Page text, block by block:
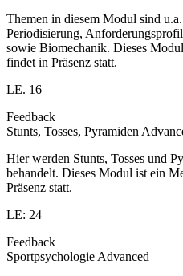
Themen in diesem Modul sind
Periodisierung,
sowie Biomechanik. Dieses
findet in Präsenz statt.
LE. 16
Feedback
Stunts, Tosses, Pyramiden
Hier werden Stunts, Tosses und
behandelt. Dieses Modul ist ein
Präsenz statt.
LE: 24
Feedback
Sportpsychologie Advanced